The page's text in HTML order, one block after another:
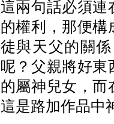
這兩句話必須連
的權利，那便構
徒與天父的關
呢？父親將好東
的屬神兒女，而
這是路加作品中